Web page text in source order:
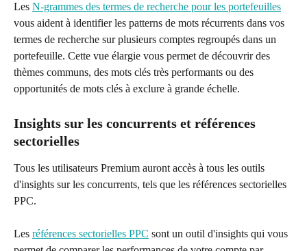
Les N-grammes des termes de recherche pour les portefeuilles
vous aident à identifier les patterns de mots récurrents dans vos
termes de recherche sur plusieurs comptes regroupés dans un
portefeuille. Cette vue élargie vous permet de découvrir des
thèmes communs, des mots clés très performants ou des
opportunités de mots clés à exclure à grande échelle.
Insights sur les concurrents et références
sectorielles
Tous les utilisateurs Premium auront accès à tous les outils
d'insights sur les concurrents, tels que les références sectorielles
PPC.
Les références sectorielles PPC sont un outil d'insights qui vous